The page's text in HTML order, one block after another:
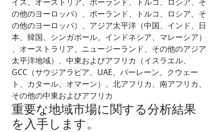
の他のヨーロッパ）、ポーランド、トルコ、ロシア、そ
の他のヨーロッパ）、アジア太平洋（中国、インド、日
本、韓国、シンガポール、インドネシア、マレーシア）
、オーストラリア、ニュージーランド、その他のアジア
太平洋地域）、中東およびアフリカ（イスラエル、
GCC（サウジアラビア、UAE、バーレーン、クウェー
ト、カタール、オマーン）、北アフリカ、南アフリカ、
その他の中東およびアフリカ
重要な地域市場に関する分析結果
を入手します。